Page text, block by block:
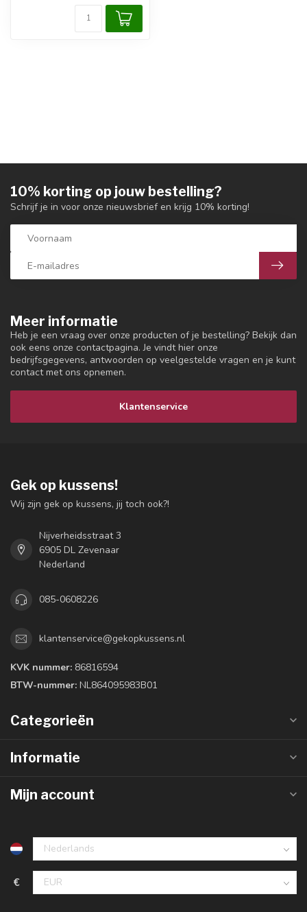
Meer informatie
Heb je een vraag over onze producten of je bestelling? Bekijk dan
ook eens onze contactpagina. Je vindt hier onze
bedrijfsgegevens, antwoorden op veelgestelde vragen en je kunt
contact met ons opnemen.
Klantenservice
10% korting op jouw bestelling?
Schrijf je in voor onze nieuwsbrief en krijg 10% korting!
Gek op kussens!
Wij zijn gek op kussens, jij toch ook?!
Nijverheidsstraat 3
6905 DL Zevenaar
Nederland
085-0608226
klantenservice@gekopkussens.nl
KVK nummer: 86816594
BTW-nummer: NL864095983B01
Categorieën
Informatie
Mijn account
€